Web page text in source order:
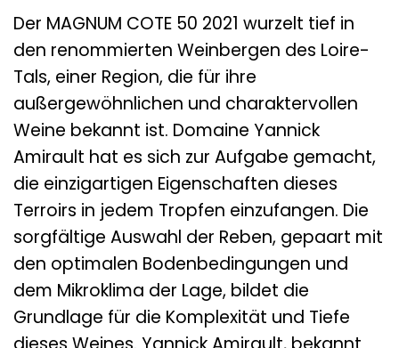
Der MAGNUM COTE 50 2021 wurzelt tief in
den renommierten Weinbergen des Loire-
Tals, einer Region, die für ihre
außergewöhnlichen und charaktervollen
Weine bekannt ist. Domaine Yannick
Amirault hat es sich zur Aufgabe gemacht,
die einzigartigen Eigenschaften dieses
Terroirs in jedem Tropfen einzufangen. Die
sorgfältige Auswahl der Reben, gepaart mit
den optimalen Bodenbedingungen und
dem Mikroklima der Lage, bildet die
Grundlage für die Komplexität und Tiefe